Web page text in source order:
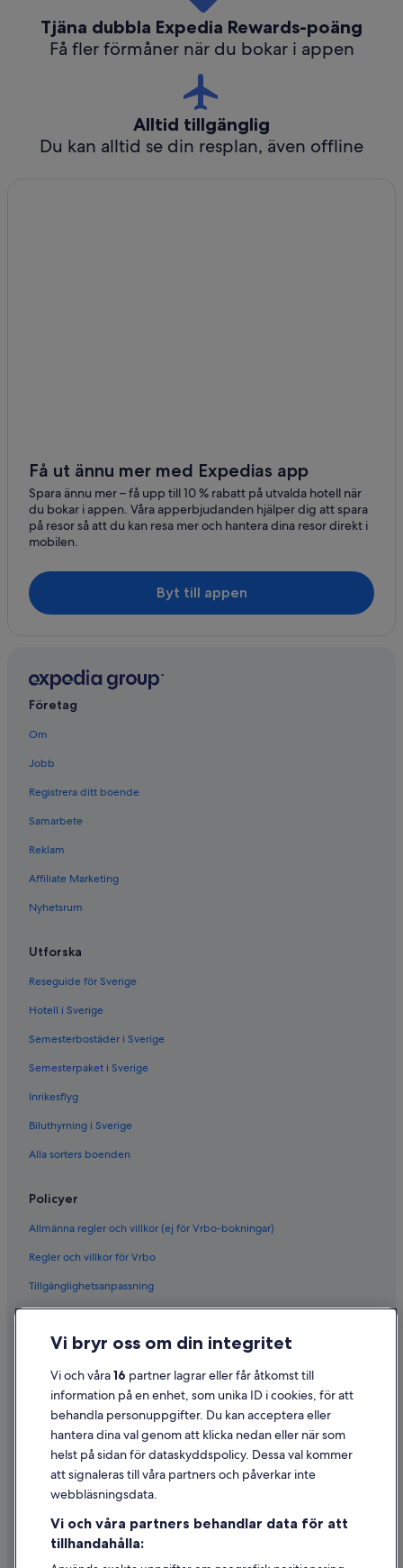
Tjäna dubbla Expedia Rewards-poäng
Få fler förmåner när du bokar i appen
Alltid tillgänglig
Du kan alltid se din resplan, även offline
Få ut ännu mer med Expedias app
Spara ännu mer – få upp till 10 % rabatt på utvalda hotell när
du bokar i appen. Våra apperbjudanden hjälper dig att spara
på resor så att du kan resa mer och hantera dina resor direkt i
mobilen.
Byt till appen
Företag
Om
Jobb
Registrera ditt boende
Samarbete
Reklam
Affiliate Marketing
Nyhetsrum
Utforska
Reseguide för Sverige
Hotell i Sverige
Semesterbostäder i Sverige
Semesterpaket i Sverige
Inrikesflyg
Biluthyrning i Sverige
Alla sorters boenden
Policyer
Allmänna regler och villkor (ej för Vrbo-bokningar)
Regler och villkor för Vrbo
Tillgänglighetsanpassning
Cookies
Användarvillkor
Juridisk information/Kontakta oss
Riktlinjer för innehåll och anmäla innehåll
Hjälp
Avboka eller ändra din bokning
Återbetalningsprocess och tidslinjer
Vi bryr oss om din integritet
Vi och våra16 partner lagrar eller får åtkomst till
information på en enhet, som unika ID i cookies, för att
behandla personuppgifter. Du kan acceptera eller
hantera dina val genom att klicka nedan eller när som
helst på sidan för dataskyddspolicy. Dessa val kommer
att signaleras till våra partners och påverkar inte
webbläsningsdata.
Vi och våra partners behandlar data för att
tillhandahålla: